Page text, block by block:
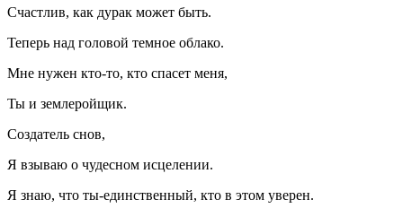
Счастлив, как дурак может быть.
Теперь над головой темное облако.
Мне нужен кто-то, кто спасет меня,
Ты и землеройщик.
Создатель снов,
Я взываю о чудесном исцелении.
Я знаю, что ты-единственный, кто в этом уверен.